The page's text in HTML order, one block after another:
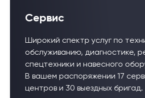
Сервис
Широкий спектр услуг по
обслуживанию, диагностике,
спецтехники и навесного
В вашем распоряжении 17
центров и 30 выездных бригад.